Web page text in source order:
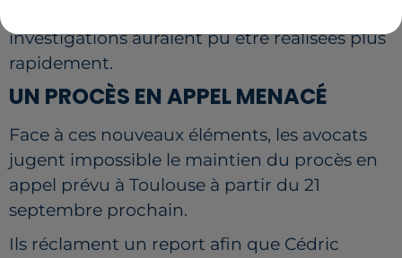
investigations auraient pu être réalisées plus
rapidement.
UN PROCÈS EN APPEL MENACÉ
Face à ces nouveaux éléments, les avocats
jugent impossible le maintien du procès en
appel prévu à Toulouse à partir du 21
septembre prochain.
Ils réclament un report afin que Cédric